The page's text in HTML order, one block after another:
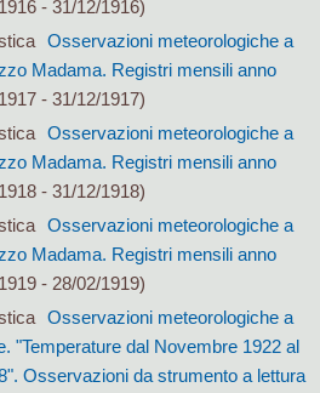
- 31/12/1916)
Osservazioni meteorologiche a
Madama. Registri mensili anno
- 31/12/1917)
Osservazioni meteorologiche a
Madama. Registri mensili anno
- 31/12/1918)
Osservazioni meteorologiche a
Madama. Registri mensili anno
- 28/02/1919)
Osservazioni meteorologiche a
"Temperature dal Novembre 1922 al
Osservazioni da strumento a lettura